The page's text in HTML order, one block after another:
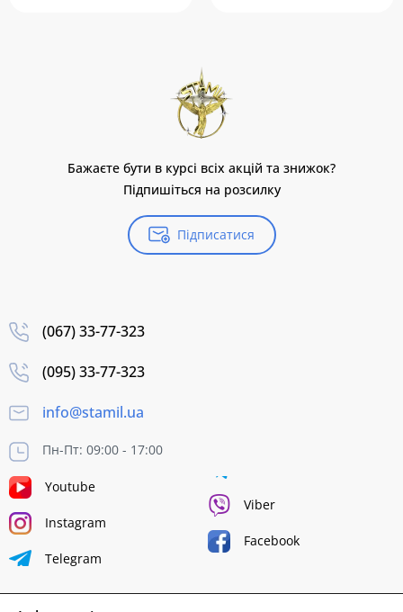
Бажаєте бути в курсі всіх акцій та знижок?
Підпишіться на розсилку
Підписатися
(067) 33-77-323
(095) 33-77-323
info@stamil.ua
Пн-Пт: 09:00 - 17:00
Youtube
Instagram
Telegram
Viber
Facebook